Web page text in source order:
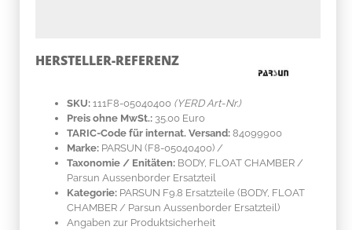
HERSTELLER-REFERENZ
SKU: 111F8-05040400 (YERD Art-Nr.)
Preis ohne MwSt.: 35.00 Euro
TARIC-Code für internat. Versand: 84099900
Marke: PARSUN (F8-05040400) /
Taxonomie / Enitäten: BODY, FLOAT CHAMBER /
Parsun Aussenborder Ersatzteil
Kategorie: PARSUN F9.8 Ersatzteile (BODY, FLOAT
CHAMBER / Parsun Aussenborder Ersatzteil)
Angaben zur Produktsicherheit